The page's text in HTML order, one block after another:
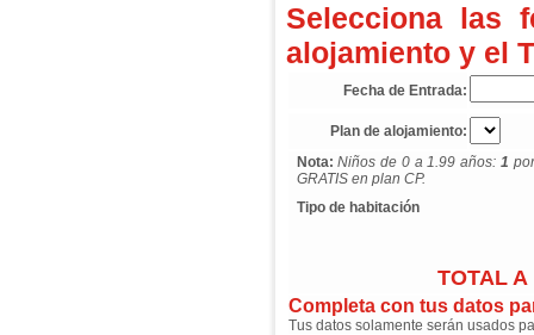
Selecciona las
alojamiento y el
Fecha de Entrada:
Plan de alojamiento:
Nota: Niños de 0 a 1.99 años: 1
GRATIS en plan CP.
Tipo de habitación
TOTAL A
Completa con tus datos
Tus datos solamente serán usados